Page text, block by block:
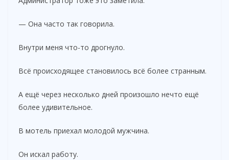
— Она часто так говорила.
Внутри меня что-то дрогнуло.
Всё происходящее становилось всё более странным.
А ещё через несколько дней произошло нечто ещё
более удивительное.
В мотель приехал молодой мужчина.
Он искал работу.